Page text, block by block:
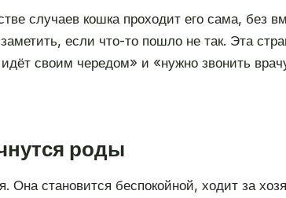
случаев кошка проходит его сама, без
если что-то пошло не так. Эта
своим чередом» и «нужно звонить
роды
Она становится беспокойной, ходит за